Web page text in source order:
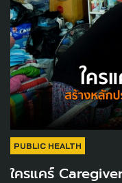
PUBLIC HEALTH
ใครแคร์